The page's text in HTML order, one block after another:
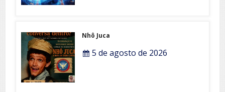
Nhô Juca
5 de agosto de 2026